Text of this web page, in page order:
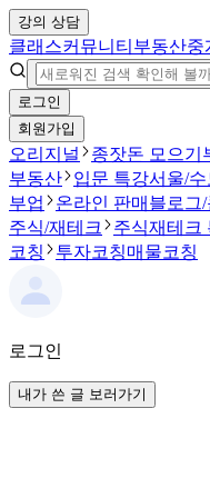
강의 상담
클래스커뮤니티 부동산중
로그인
회원가입
오리지널 종잣돈 모으기
부동산
입문 특강서울/
부업
온라인 판매 블로그
주식/재테크
주식재테크
코칭
투자코칭매물코칭
로그인
내가 쓴 글 보러가기